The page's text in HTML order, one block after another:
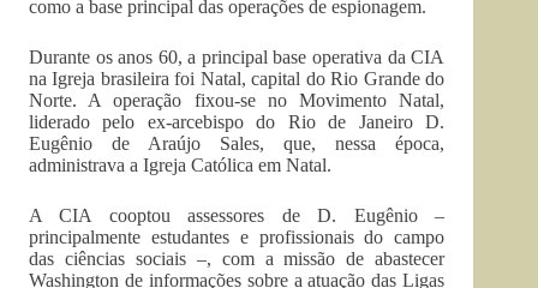
como a base principal das operações de espionagem.
Durante os anos 60, a principal base operativa da CIA
na Igreja brasileira foi Natal, capital do Rio Grande do
Norte. A operação fixou-se no Movimento Natal,
liderado pelo ex-arcebispo do Rio de Janeiro D.
Eugênio de Araújo Sales, que, nessa época,
administrava a Igreja Católica em Natal.
A CIA cooptou assessores de D. Eugênio –
principalmente estudantes e profissionais do campo
das ciências sociais –, com a missão de abastecer
Washington de informações sobre a atuação das Ligas